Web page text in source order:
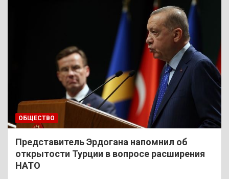
ОБЩЕСТВО
Представитель Эрдогана напомнил об
открытости Турции в вопросе расширения
НАТО